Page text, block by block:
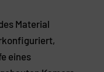
Material
eines